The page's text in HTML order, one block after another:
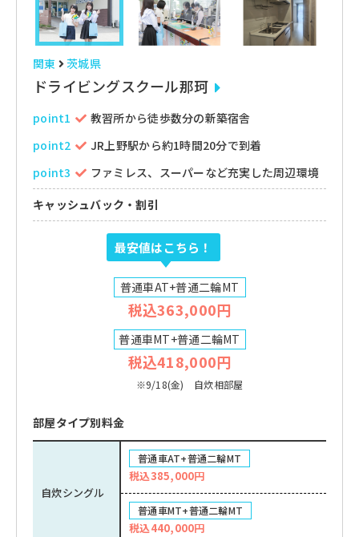
関東 茨城県
ドライビングスクール那珂
point1
教習所から徒歩数分の新築宿舎
point2
JR上野駅から約1時間20分で到着
point3
ファミレス、スーパーなど充実した周辺環境
キャッシュバック・割引
最安値はこちら！
普通車AT+普通二輪MT
税込363,000円
普通車MT+普通二輪MT
税込418,000円
※9/18(金) 自炊相部屋
部屋タイプ別料金
自炊シングル
普通車AT+普通二輪MT
税込385,000円
普通車MT+普通二輪MT
税込440,000円